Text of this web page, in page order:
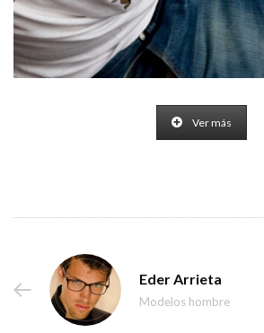
Ver más
Eder Arrieta
Modelos hombre